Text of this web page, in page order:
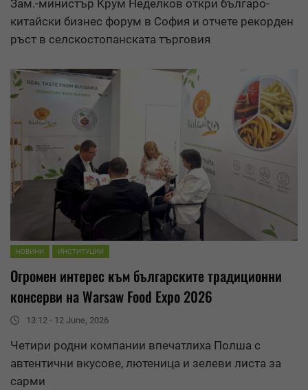
Зам.-министър Крум Неделков откри българо-
китайски бизнес форум в София и отчете рекорден
ръст в селскостопанската търговия
НОВИНИ ИНСТИТУЦИИ
Огромен интерес към българските традиционни
консерви на Warsaw Food Expo 2026
13:12 - 12 June, 2026
Четири родни компании впечатлиха Полша с
автентични вкусове, лютеница и зелеви листа за
сарми